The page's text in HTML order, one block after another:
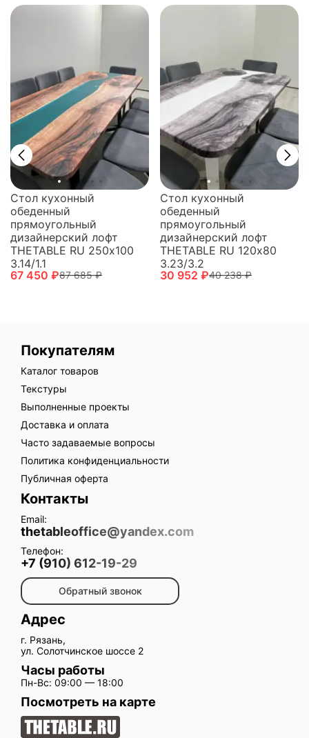
Стол кухонный
обеденный
прямоугольный
дизайнерский лофт
THETABLE RU 250х100
3.14/1.1
67 450 ₽87 685 ₽
Стол кухонный
обеденный
прямоугольный
дизайнерский лофт
THETABLE RU 120х80
3.23/3.2
30 952 ₽40 238 ₽
Покупателям
Каталог товаров
Текстуры
Выполненные проекты
Доставка и оплата
Часто задаваемые вопросы
Политика конфиденциальности
Публичная оферта
Контакты
Email:
thetableoffice@yandex.com
Телефон:
+7 (910) 612-19-29
Обратный звонок
Адрес
г. Рязань,
ул. Солотчинское шоссе 2
Часы работы
Пн-Вс: 09:00 — 18:00
Посмотреть на карте